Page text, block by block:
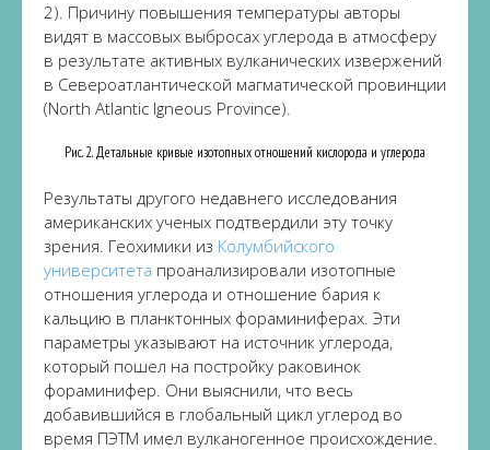
2). Причину повышения температуры авторы
видят в массовых выбросах углерода в атмосферу
в результате активных вулканических извержений
в Североатлантической магматической провинции
(North Atlantic Igneous Province).
Рис. 2. Детальные кривые изотопных отношений кислорода и углерода
Результаты другого недавнего исследования
американских ученых подтвердили эту точку
зрения. Геохимики из Колумбийского
университета проанализировали изотопные
отношения углерода и отношение бария к
кальцию в планктонных фораминиферах. Эти
параметры указывают на источник углерода,
который пошел на постройку раковинок
фораминифер. Они выяснили, что весь
добавившийся в глобальный цикл углерод во
время ПЭТМ имел вулканогенное происхождение.